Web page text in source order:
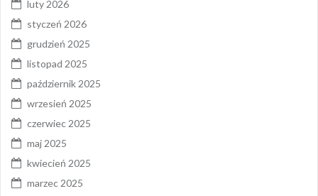
luty 2026
styczeń 2026
grudzień 2025
listopad 2025
październik 2025
wrzesień 2025
czerwiec 2025
maj 2025
kwiecień 2025
marzec 2025